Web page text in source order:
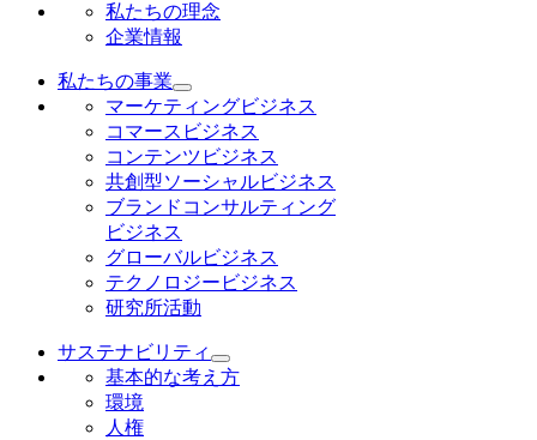
私たちの理念
企業情報
私たちの事業
マーケティングビジネス
コマースビジネス
コンテンツビジネス
共創型ソーシャルビジネス
ブランドコンサルティング
ビジネス
グローバルビジネス
テクノロジービジネス
研究所活動
サステナビリティ
基本的な考え方
環境
人権